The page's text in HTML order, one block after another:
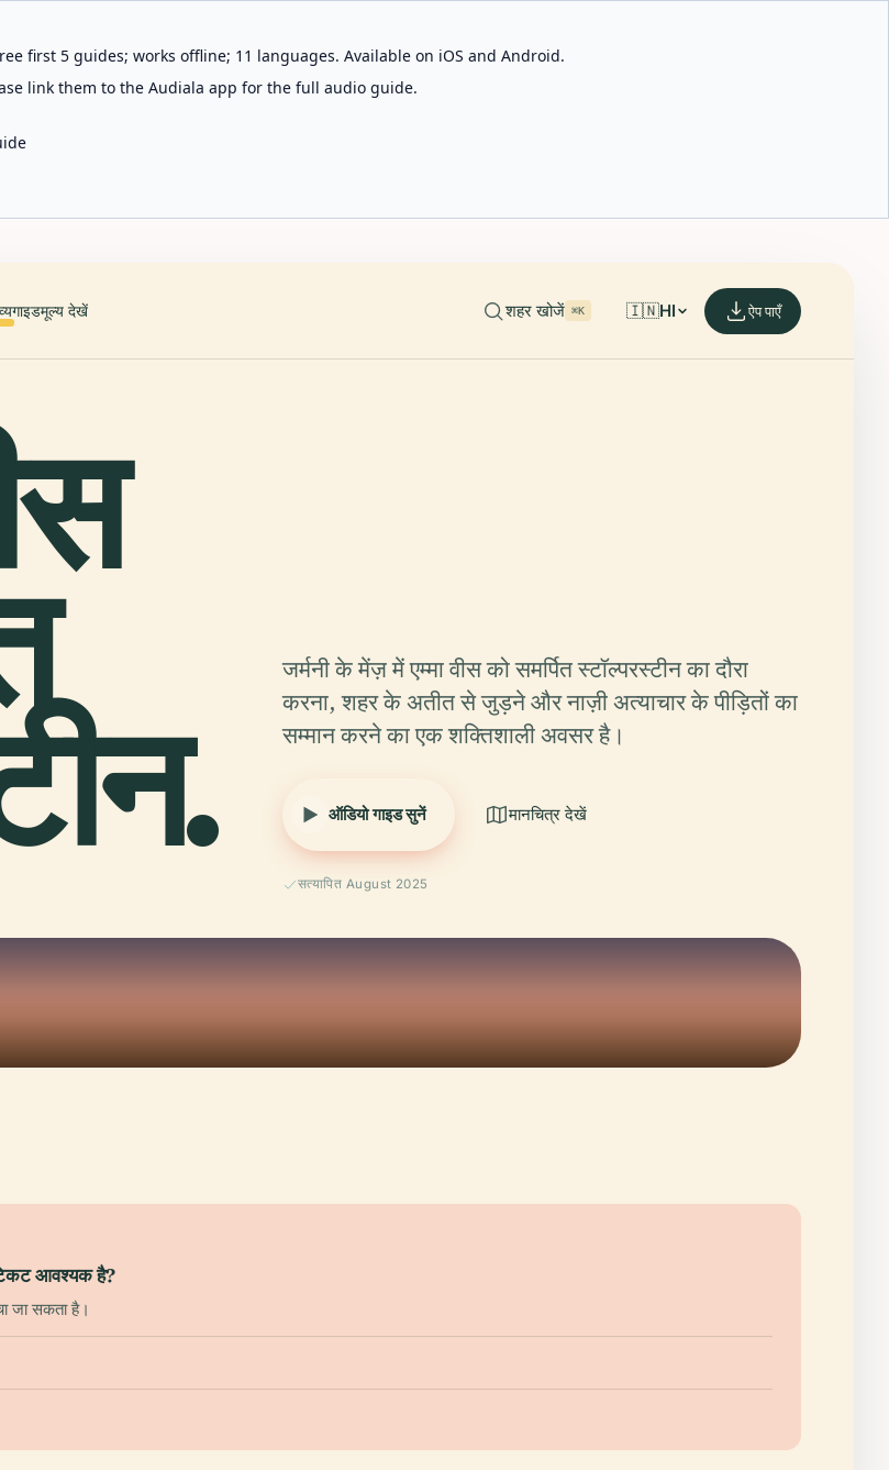
first 5 guides; works offline; 11 languages. Available on iOS and Android.
link them to the Audiala app for the full audio guide.
गाइडमूल्य देखें शहर खोजें ⌘K 🇮🇳HI ऐप पाएँ
जर्मनी के मेंज़ में एम्मा वीस को समर्पित स्टॉल्परस्टीन का दौरा
करना, शहर के अतीत से जुड़ने और नाज़ी अत्याचार के पीड़ितों का
सम्मान करने का एक शक्तिशाली अवसर है।
ऑडियो गाइड सुनें मानचित्र देखें
सत्यापित August 2025
टिकट आवश्यक है?
जा सकता है।